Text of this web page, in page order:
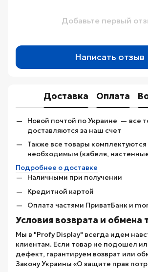
Добавьте первый
Написать отзыв
Доставка Оплата
Новой почтой по Украине — все
доставляются за наш счет
Также все товары комплектуются
необходимым (кабеля,
Подробнее о доставке
Наличными при получении
Кредитной картой
Оплата частями ПриватБанк и
Условия возврата и обмена
Мы в "Profy Display" всегда идем
клиентам. Если товар не подошел
дефект, гарантируем возврат или
Закону Украины «О защите прав